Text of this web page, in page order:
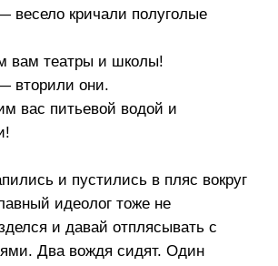
кричали полуголые
вам театры и школы!
вторили они.
вас питьевой водой и
и пустились в пляс вокруг
идеолог тоже не
и давай отплясывать с
Два вождя сидят. Один